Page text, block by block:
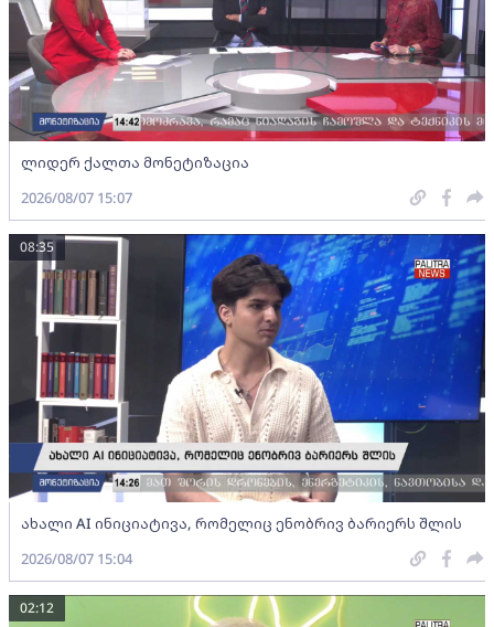
ლიდერ ქალთა მონეტიზაცია
2026/08/07 15:07
ახალი AI ინიციატივა, რომელიც ენობრივ ბარიერს შლის
08:35
2026/08/07 15:04
02:12